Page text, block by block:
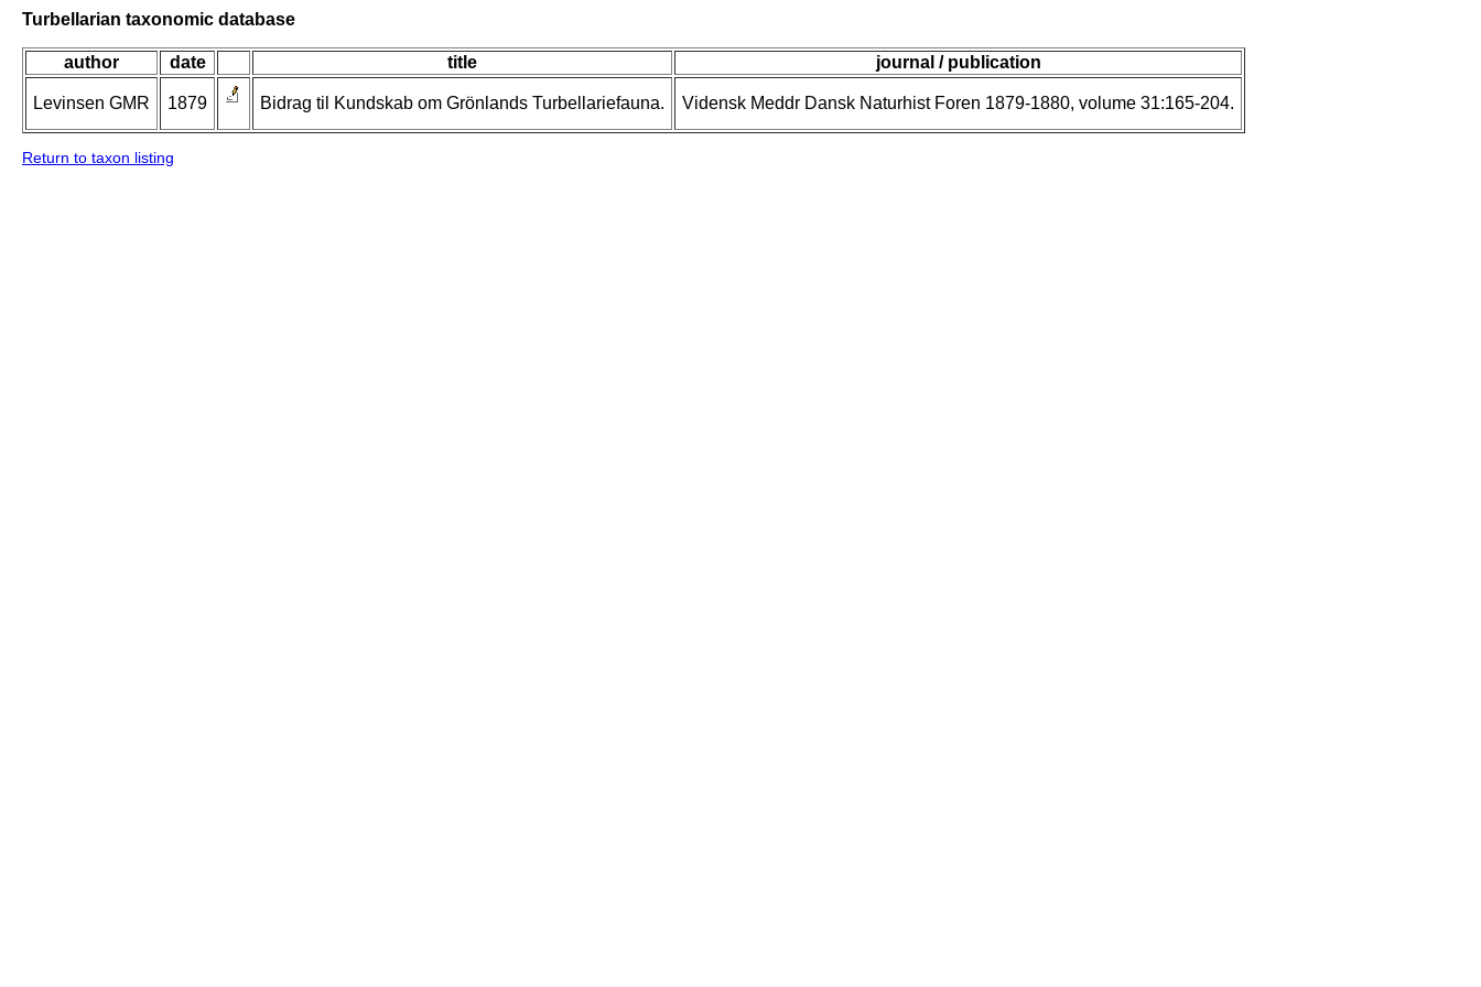
Turbellarian taxonomic database
author date title journal / publication
Levinsen GMR 1879 Bidrag til Kundskab om Grönlands Turbellariefauna. Vidensk Meddr Dansk Naturhist Foren 1879-1880, volume 31:165-204.
Return to taxon listing